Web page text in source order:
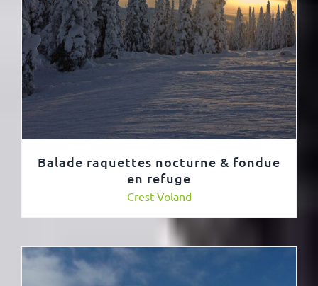
Balade raquettes nocturne & fondue
en refuge
Crest Voland